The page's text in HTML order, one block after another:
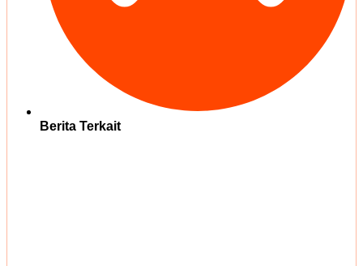
Berita Terkait